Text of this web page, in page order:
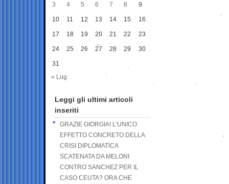
3 4 5 6 7 8 9
10 11 12 13 14 15 16
17 18 19 20 21 22 23
24 25 26 27 28 29 30
31
« Lug
Leggi gli ultimi articoli
inseriti
GRAZIE GIORGIA! L’UNICO
EFFETTO CONCRETO DELLA
CRISI DIPLOMATICA
SCATENATA DA MELONI
CONTRO SANCHEZ PER IL
CASO CEUTA? ORA CHE